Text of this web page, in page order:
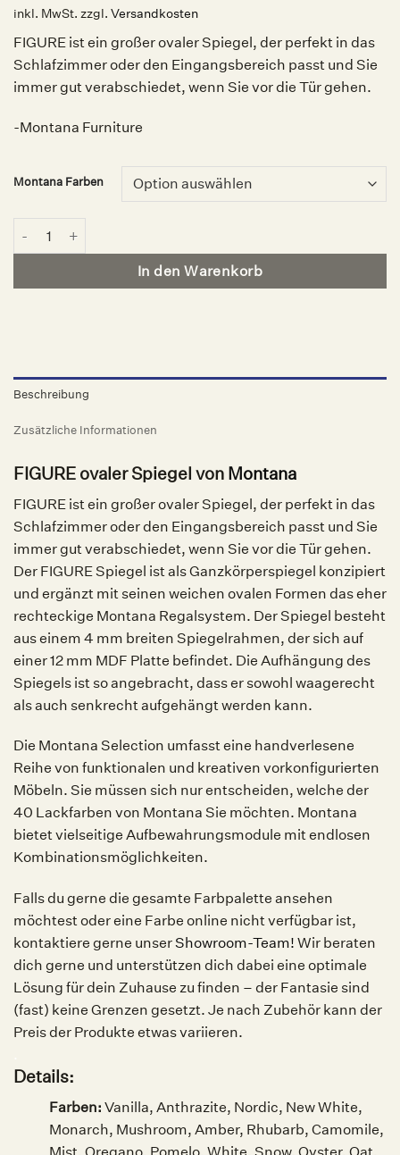
inkl. MwSt. zzgl. Versandkosten
FIGURE ist ein großer ovaler Spiegel, der perfekt in das
Schlafzimmer oder den Eingangsbereich passt und Sie
immer gut verabschiedet, wenn Sie vor die Tür gehen.
-Montana Furniture
Montana Farben
In den Warenkorb
Beschreibung
Zusätzliche Informationen
FIGURE ovaler Spiegel von Montana
FIGURE ist ein großer ovaler Spiegel, der perfekt in das
Schlafzimmer oder den Eingangsbereich passt und Sie
immer gut verabschiedet, wenn Sie vor die Tür gehen.
Der FIGURE Spiegel ist als Ganzkörperspiegel konzipiert
und ergänzt mit seinen weichen ovalen Formen das eher
rechteckige Montana Regalsystem. Der Spiegel besteht
aus einem 4 mm breiten Spiegelrahmen, der sich auf
einer 12 mm MDF Platte befindet. Die Aufhängung des
Spiegels ist so angebracht, dass er sowohl waagerecht
als auch senkrecht aufgehängt werden kann.
Die Montana Selection umfasst eine handverlesene
Reihe von funktionalen und kreativen vorkonfigurierten
Möbeln. Sie müssen sich nur entscheiden, welche der
40 Lackfarben von Montana Sie möchten. Montana
bietet vielseitige Aufbewahrungsmodule mit endlosen
Kombinationsmöglichkeiten.
Falls du gerne die gesamte Farbpalette ansehen
möchtest oder eine Farbe online nicht verfügbar ist,
kontaktiere gerne unserShowroom-Team! Wir beraten
dich gerne und unterstützen dich dabei eine optimale
Lösung für dein Zuhause zu finden – der Fantasie sind
(fast) keine Grenzen gesetzt. Je nach Zubehör kann der
Preis der Produkte etwas variieren.
Details:
Farben: Vanilla, Anthrazite, Nordic, New White,
Monarch, Mushroom, Amber, Rhubarb, Camomile,